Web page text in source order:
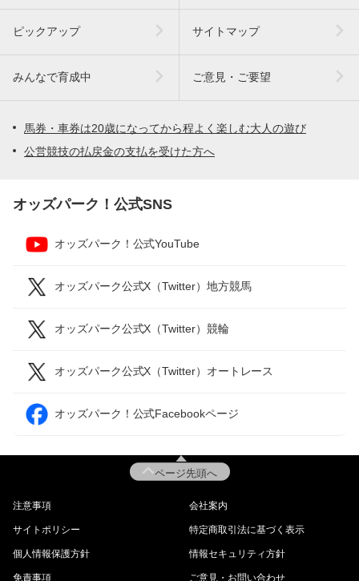
ピックアップ サイトマップ
みんなで育成中 ご意見・ご要望
馬券・車券は20歳になってから程よく楽しむ大人の遊び
公営競技の払戻金の支払を受けた方へ
オッズパーク！公式SNS
オッズパーク！公式YouTube
オッズパーク公式X（Twitter）地方競馬
オッズパーク公式X（Twitter）競輪
オッズパーク公式X（Twitter）オートレース
オッズパーク！公式Facebookページ
ページ先頭へ
注意事項 会社案内
サイトポリシー 特定商取引法に基づく表示
個人情報保護方針 情報セキュリティ方針
免責事項 ご意見・お問い合わせ